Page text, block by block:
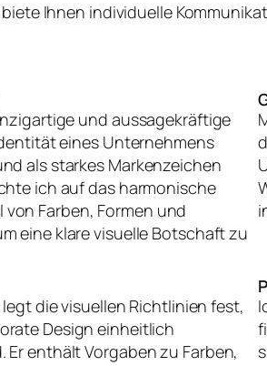
Ihnen individuelle
und aussagekräftige
eines Unternehmens
als starkes Markenzeichen
ich auf das harmonische
von Farben, Formen und
eine klare visuelle Botschaft zu
legt die visuellen Richtlinien fest,
Design einheitlich
Er enthält Vorgaben zu Farben,